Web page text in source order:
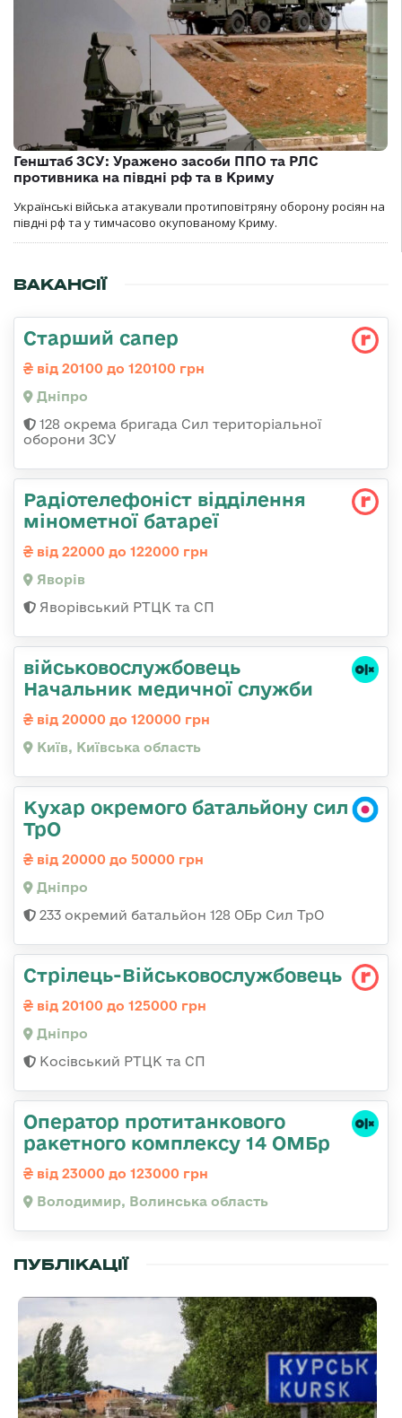
Генштаб ЗСУ: Уражено засоби ППО та РЛС
противника на півдні рф та в Криму
Українські війська атакували протиповітряну оборону росіян на
півдні рф та у тимчасово окупованому Криму.
ВАКАНСІЇ
Старший сапер
від 20100 до 120100 грн
Дніпро
128 окрема бригада Сил територіальної
оборони ЗСУ
Радіотелефоніст відділення
мінометної батареї
від 22000 до 122000 грн
Яворів
Яворівський РТЦК та СП
військовослужбовець
Начальник медичної служби
від 20000 до 120000 грн
Київ, Київська область
Кухар окремого батальйону сил
ТрО
від 20000 до 50000 грн
Дніпро
233 окремий батальйон 128 ОБр Сил ТрО
Стрілець-Військовослужбовець
від 20100 до 125000 грн
Дніпро
Косівський РТЦК та СП
Оператор протитанкового
ракетного комплексу 14 ОМБр
від 23000 до 123000 грн
Володимир, Волинська область
ПУБЛІКАЦІЇ